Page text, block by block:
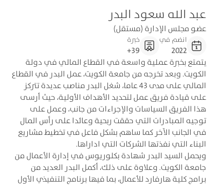
عبد الله سعود البدر
عضو مجلس الإدارة (مستقل)
انضم في
2022
خبرة
39+
يتمتع بخبرة عملية واسعة في القطاع المالي في دولة
الكويت. وبعد تخرجه من جامعة الكويت، عمل البدر في القطاع
المالي على مدى 43 عاما، شغل البدر مناصب عديدة تتركز
على قيادة فريق عمل لتحديد الأهداف الأولية، حيث أرسى
هذا الفريق السياسات والإجراءات من جانب، وعمل على
توجيه المبادرات التي حققت ربحية وعائدا على رأس المال
في الجانب الآخر كما ساهم بشكل فاعل في تخطيط مشاريع
البناء التي نفذتها الشركات التي اداراها.
ويحمل السيد البدر شهادة بكلوريوس في إدارة الأعمال من
جامعة الكويت. وعلاوة على ذلك، أكمل البدر العديد من
برامج كلية هارفارد للأعمال، بما فيها برنامج التنفيذي الأول